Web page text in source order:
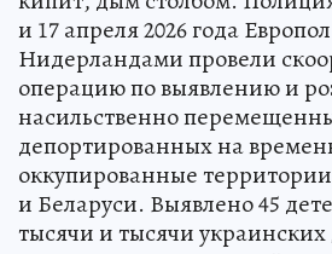
и 17 апреля 2026 года
Нидерландами провели
операцию по выявлению и
насильственно
депортированных на
оккупированные
и Беларуси. Выявлено 45
тысячи и тысячи украинских